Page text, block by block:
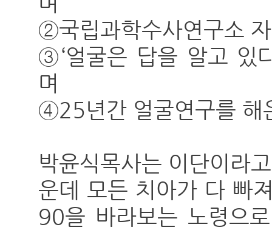
②국립과학수사연구소
③‘얼굴은 답을 알고 있
며
④25년간 얼굴연구를 해
박윤식목사는 이단이라
운데 모든 치아가 다 빠
90을 바라보는 노령으